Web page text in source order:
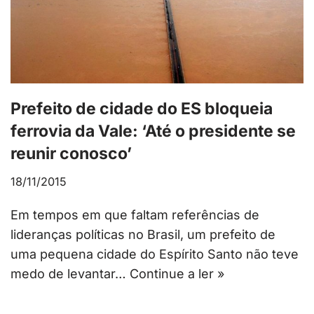
Prefeito de cidade do ES bloqueia
ferrovia da Vale: ‘Até o presidente se
reunir conosco’
18/11/2015
Em tempos em que faltam referências de
lideranças políticas no Brasil, um prefeito de
uma pequena cidade do Espírito Santo não teve
medo de levantar… Continue a ler »